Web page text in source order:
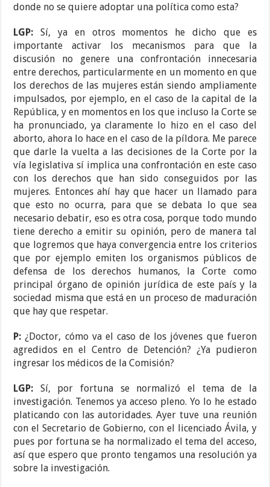
donde no se quiere adoptar una política como esta?
LGP: Sí, ya en otros momentos he dicho que es
importante activar los mecanismos para que la
discusión no genere una confrontación innecesaria
entre derechos, particularmente en un momento en que
los derechos de las mujeres están siendo ampliamente
impulsados, por ejemplo, en el caso de la capital de la
República, y en momentos en los que incluso la Corte se
ha pronunciado, ya claramente lo hizo en el caso del
aborto, ahora lo hace en el caso de la píldora. Me parece
que darle la vuelta a las decisiones de la Corte por la
vía legislativa sí implica una confrontación en este caso
con los derechos que han sido conseguidos por las
mujeres. Entonces ahí hay que hacer un llamado para
que esto no ocurra, para que se debata lo que sea
necesario debatir, eso es otra cosa, porque todo mundo
tiene derecho a emitir su opinión, pero de manera tal
que logremos que haya convergencia entre los criterios
que por ejemplo emiten los organismos públicos de
defensa de los derechos humanos, la Corte como
principal órgano de opinión jurídica de este país y la
sociedad misma que está en un proceso de maduración
que hay que respetar.
P:¿Doctor, cómo va el caso de los jóvenes que fueron
agredidos en el Centro de Detención? ¿Ya pudieron
ingresar los médicos de la Comisión?
LGP: Sí, por fortuna se normalizó el tema de la
investigación. Tenemos ya acceso pleno. Yo lo he estado
platicando con las autoridades. Ayer tuve una reunión
con el Secretario de Gobierno, con el licenciado Ávila, y
pues por fortuna se ha normalizado el tema del acceso,
así que espero que pronto tengamos una resolución ya
sobre la investigación.